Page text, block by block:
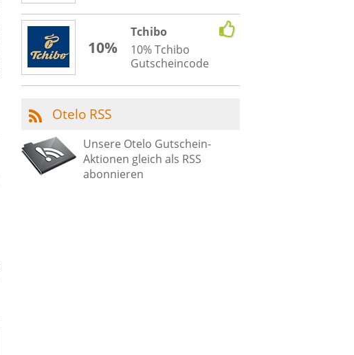
10%
Tchibo
10% Tchibo
Gutscheincode
Otelo RSS
Unsere Otelo Gutschein-
Aktionen gleich als RSS
abonnieren